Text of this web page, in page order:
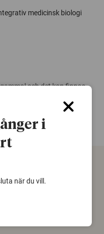
medicinsk biologi
och det kan finnas
i
när du vill.